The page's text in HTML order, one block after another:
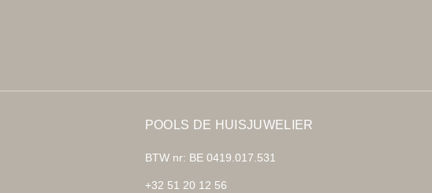
POOLS DE HUISJUWELIER
BTW nr: BE 0419.017.531
+32 51 20 12 56